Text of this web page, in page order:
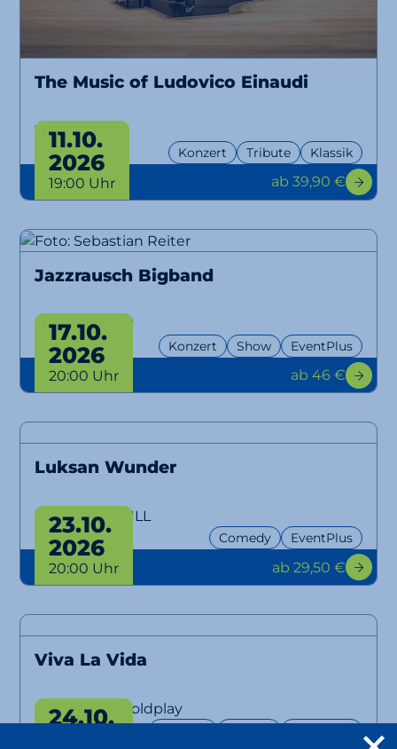
The Music of Ludovico Einaudi
Tribute
Konzert Tribute Klassik
11.10.
2026
19:00 Uhr ab 39,90 €
Jazzrausch Bigband
Bangers Only!
Konzert Show EventPlus
17.10.
2026
20:00 Uhr ab 46 €
Luksan Wunder
WTFM100, NULL
Comedy EventPlus
23.10.
2026
20:00 Uhr ab 29,50 €
Viva La Vida
A Tribute to Coldplay
24.10.